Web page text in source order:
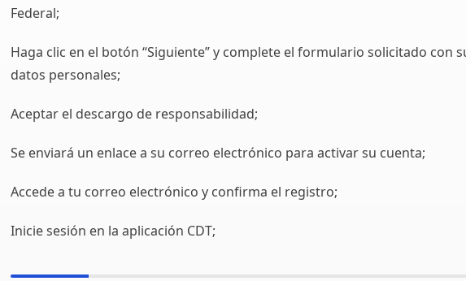
Federal;
Haga clic en el botón “Siguiente” y complete el formulario solicitado con
datos personales;
Aceptar el descargo de responsabilidad;
Se enviará un enlace a su correo electrónico para activar su cuenta;
Accede a tu correo electrónico y confirma el registro;
Inicie sesión en la aplicación CDT;